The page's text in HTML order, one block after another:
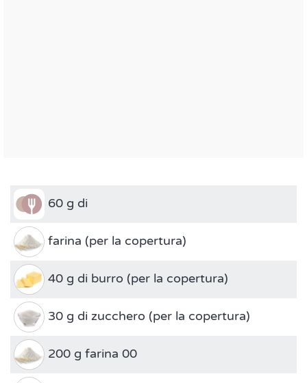
60 g di
farina (per la copertura)
40 g di burro (per la copertura)
30 g di zucchero (per la copertura)
200 g farina 00